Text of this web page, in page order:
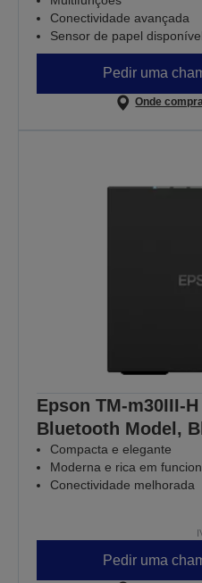
Conectividade avançada
Sensor de papel disponível
Pedir uma
Onde
Epson TM-m30III-
Bluetooth Model,
Compacta e elegante
Moderna e rica em
Conectividade melhorada
Pedir uma